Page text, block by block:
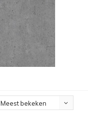
Meest bekeken